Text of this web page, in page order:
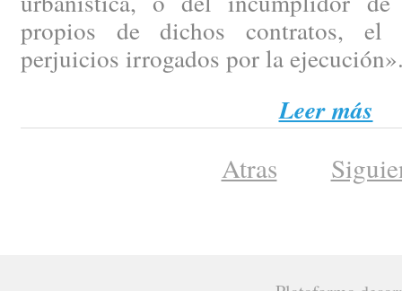
propios de dichos contratos, el
perjuicios irrogados por la
Leer más
Atras